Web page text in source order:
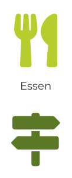
Essen